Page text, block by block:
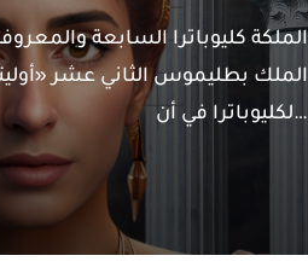
الملك بطليموس الثاني عشر
لكليوباترا في أن…